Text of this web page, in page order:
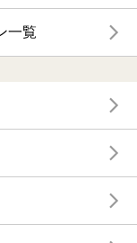
一覧